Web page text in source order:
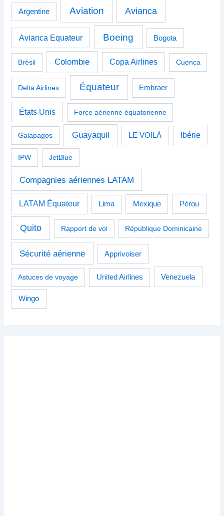
Argentine Aviation Avianca
Avianca Equateur Boeing Bogota
Brésil Colombie Copa Airlines Cuenca
Delta Airlines Équateur Embraer
États Unis Force aérienne équatorienne
Galapagos Guayaquil LE VOILÀ Ibérie
IPW JetBlue
Compagnies aériennes LATAM
LATAM Équateur Lima Mexique Pérou
Quito Rapport de vol République Dominicaine
Sécurité aérienne Apprivoiser
Astuces de voyage United Airlines Venezuela
Wingo